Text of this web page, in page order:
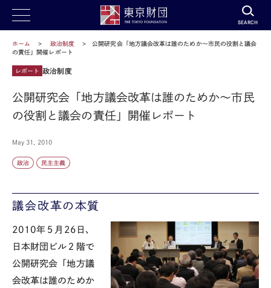
SEARCH
ホーム 政治制度
公開研究会「地方議会改革は誰のためか～市民の役割と議会
の責任」開催レポート
レポート 政治制度
公開研究会「地方議会改革は誰のためか～市民
の役割と議会の責任」開催レポート
May 31, 2010
政治 民主主義
議会改革の本質
2010年５月26日、
日本財団ビル２階で
公開研究会「地方議
会改革は誰のためか